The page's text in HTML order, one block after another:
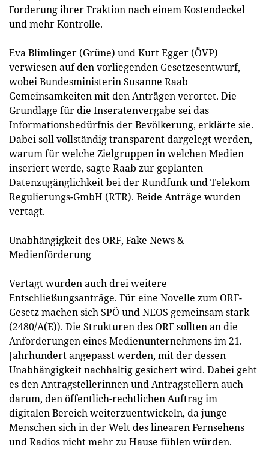
Forderung ihrer Fraktion nach einem Kostendeckel
und mehr Kontrolle.
Eva Blimlinger (Grüne) und Kurt Egger (ÖVP)
verwiesen auf den vorliegenden Gesetzesentwurf,
wobei Bundesministerin Susanne Raab
Gemeinsamkeiten mit den Anträgen verortet. Die
Grundlage für die Inseratenvergabe sei das
Informationsbedürfnis der Bevölkerung, erklärte sie.
Dabei soll vollständig transparent dargelegt werden,
warum für welche Zielgruppen in welchen Medien
inseriert werde, sagte Raab zur geplanten
Datenzugänglichkeit bei der Rundfunk und Telekom
Regulierungs-GmbH (RTR). Beide Anträge wurden
vertagt.
Unabhängigkeit des ORF, Fake News &
Medienförderung
Vertagt wurden auch drei weitere
Entschließungsanträge. Für eine Novelle zum ORF-
Gesetz machen sich SPÖ und NEOS gemeinsam stark
(2480/A(E)). Die Strukturen des ORF sollten an die
Anforderungen eines Medienunternehmens im 21.
Jahrhundert angepasst werden, mit der dessen
Unabhängigkeit nachhaltig gesichert wird. Dabei geht
es den Antragstellerinnen und Antragstellern auch
darum, den öffentlich-rechtlichen Auftrag im
digitalen Bereich weiterzuentwickeln, da junge
Menschen sich in der Welt des linearen Fernsehens
und Radios nicht mehr zu Hause fühlen würden.